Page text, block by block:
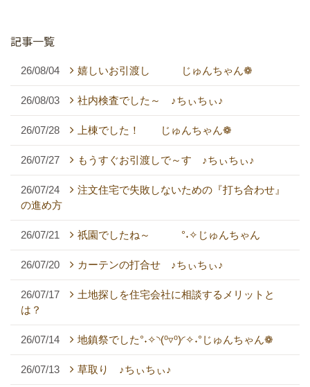
記事一覧
26/08/04 嬉しいお引渡し じゅんちゃん❁
26/08/03 社内検査でした～ ♪ちぃちぃ♪
26/07/28 上棟でした！ じゅんちゃん❁
26/07/27 もうすぐお引渡しで～す ♪ちぃちぃ♪
26/07/24
注文住宅で失敗しないための『打ち合わせ』
の進め方
26/07/21 祇園でしたね～ °˖✧じゅんちゃん
26/07/20 カーテンの打合せ ♪ちぃちぃ♪
26/07/17
土地探しを住宅会社に相談するメリットと
は？
26/07/14 地鎮祭でした°˖✧◝(⁰▿⁰)◜✧˖°じゅんちゃん❁
26/07/13 草取り ♪ちぃちぃ♪